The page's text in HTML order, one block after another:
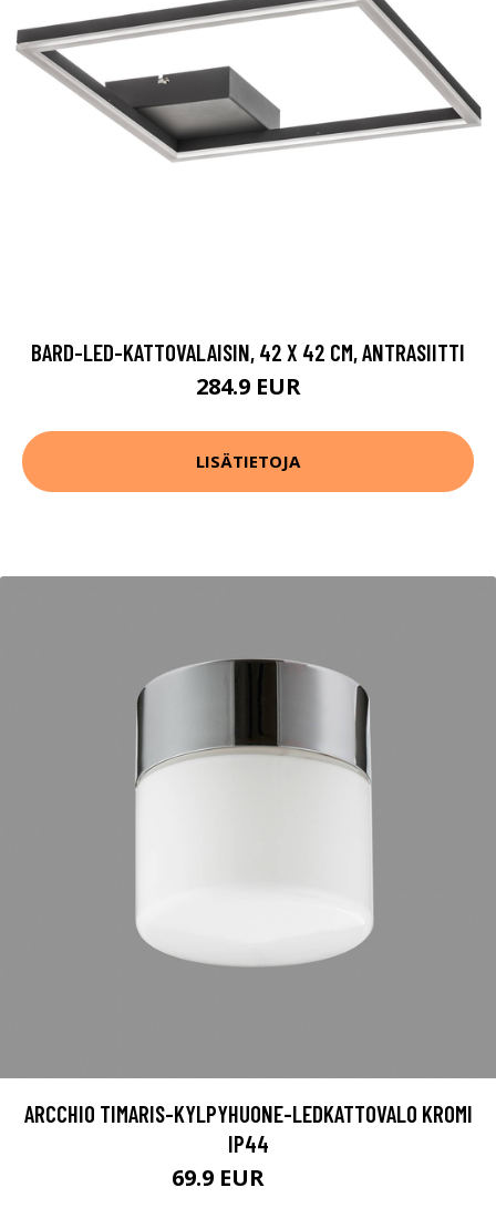
BARD-LED-KATTOVALAISIN, 42 X 42 CM, ANTRASIITTI
284.9 EUR
LISÄTIETOJA
ARCCHIO TIMARIS-KYLPYHUONE-LEDKATTOVALO KROMI
IP44
69.9 EUR